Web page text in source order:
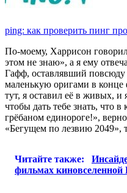
ping: как проверить пинг
По-моему, Харрисон
этом не знаю», а я ему
Гафф, оставлявший повсюду
маленькую оригами в конце
тут, я оставил её в живых, и
чтобы дать тебе знать, что
грёбаном единороге!»,
«Бегущем по лезвию 2049»,
Читайте также:
фильмах киновселенной